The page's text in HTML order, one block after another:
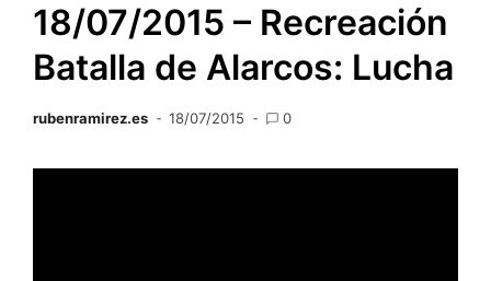
18/07/2015 – Recreación
Batalla de Alarcos: Lucha
rubenramirez.es 18/07/2015 0